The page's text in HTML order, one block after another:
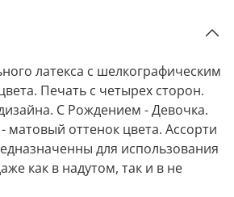
латекса c шелкографическим
Печать с четырех сторон.
С Рождением - Девочка.
матовый оттенок цвета. Ассорти
для использования
как в надутом, так и в не